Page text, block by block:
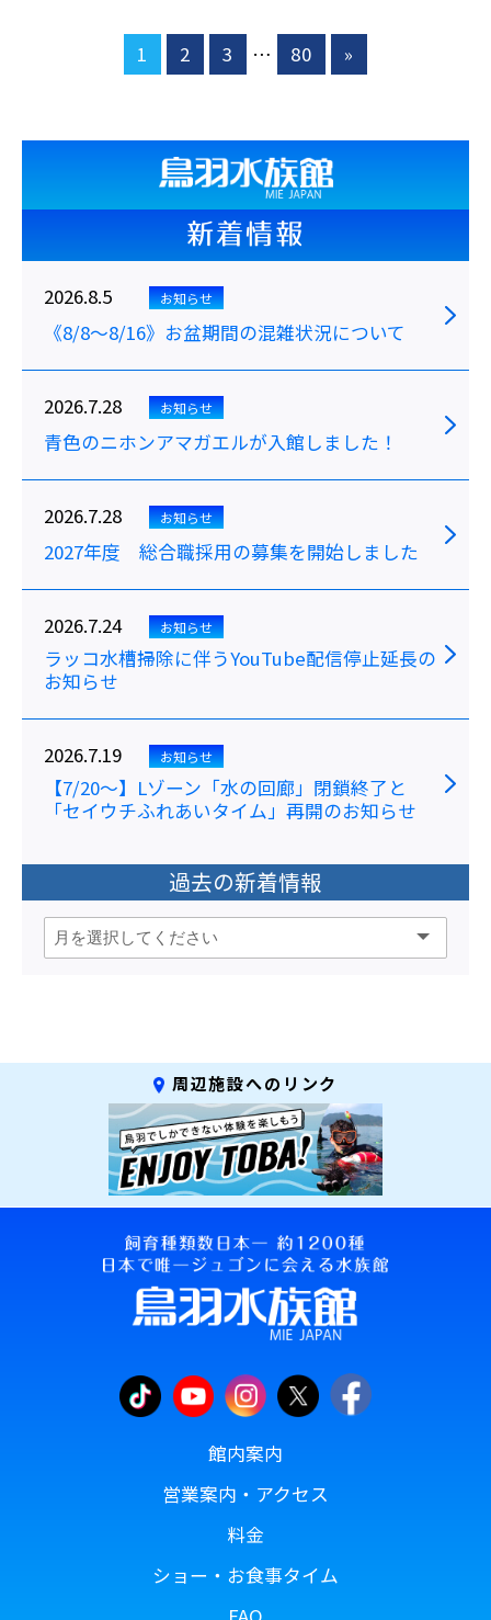
1 2 3 … 80 »
新着情報
2026.8.5 お知らせ
《8/8～8/16》お盆期間の混雑状況について
2026.7.28 お知らせ
青色のニホンアマガエルが入館しました！
2026.7.28 お知らせ
2027年度 総合職採用の募集を開始しました
2026.7.24 お知らせ
ラッコ水槽掃除に伴うYouTube配信停止延長の
お知らせ
2026.7.19 お知らせ
【7/20～】Lゾーン「水の回廊」閉鎖終了と
「セイウチふれあいタイム」再開のお知らせ
過去の新着情報
周辺施設へのリンク
館内案内
営業案内・アクセス
料金
ショー・お食事タイム